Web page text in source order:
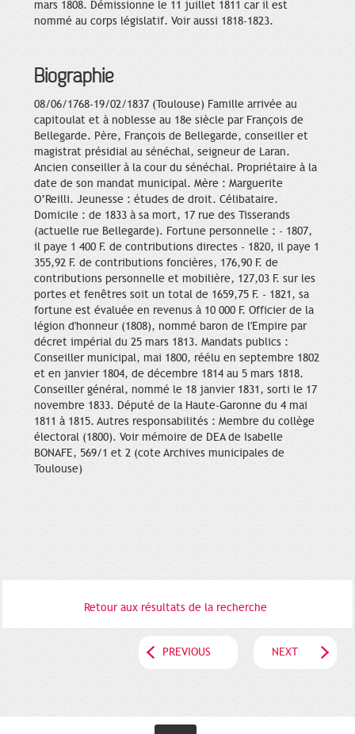
mars 1808. Démissionne le 11 juillet 1811 car il est
nommé au corps législatif. Voir aussi 1818-1823.
Biographie
08/06/1768-19/02/1837 (Toulouse) Famille arrivée au
capitoulat et à noblesse au 18e siècle par François de
Bellegarde. Père, François de Bellegarde, conseiller et
magistrat présidial au sénéchal, seigneur de Laran.
Ancien conseiller à la cour du sénéchal. Propriétaire à la
date de son mandat municipal. Mère : Marguerite
O’Reilli. Jeunesse : études de droit. Célibataire.
Domicile : de 1833 à sa mort, 17 rue des Tisserands
(actuelle rue Bellegarde). Fortune personnelle : - 1807,
il paye 1 400 F. de contributions directes - 1820, il paye 1
355,92 F. de contributions foncières, 176,90 F. de
contributions personnelle et mobilière, 127,03 F. sur les
portes et fenêtres soit un total de 1659,75 F. - 1821, sa
fortune est évaluée en revenus à 10 000 F. Officier de la
légion d'honneur (1808), nommé baron de l'Empire par
décret impérial du 25 mars 1813. Mandats publics :
Conseiller municipal, mai 1800, réélu en septembre 1802
et en janvier 1804, de décembre 1814 au 5 mars 1818.
Conseiller général, nommé le 18 janvier 1831, sorti le 17
novembre 1833. Député de la Haute-Garonne du 4 mai
1811 à 1815. Autres responsabilités : Membre du collège
électoral (1800). Voir mémoire de DEA de Isabelle
BONAFE, 569/1 et 2 (cote Archives municipales de
Toulouse)
Retour aux résultats de la recherche
PREVIOUS NEXT